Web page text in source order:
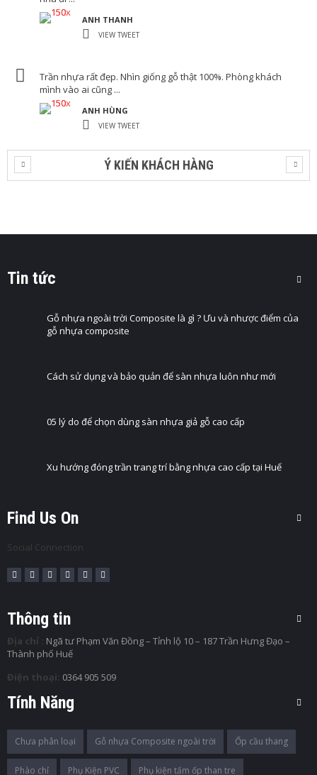
LỰA CHỌN CÁC TÙY CHỌN
ANH THANH
VIEW TWEET
Trần nhựa rất đẹp. Nhìn giống gỗ thật 100%. Phòng khách
mình vào ai cũng ...
ANH HÙNG
VIEW TWEET
Ý KIẾN KHÁCH HÀNG
Tin tức
Gỗ nhựa ngoài trời Composite là gì ? Ưu và nhược điểm của
gỗ nhựa composite
Cách sử dụng và bảo quản để sàn nhựa luôn như mới
05 lý do để chọn dùng sàn nhựa giả gỗ cao cấp
Xu hướng đóng trần trang trí bằng nhựa cao cấp tại Huế
Find Us On
Social Connection
Thông tin
Địa chỉ :
Ngã tư Phạm Văn Đồng – Tỉnh lộ 10 – 187 Trần Hưng Đạo –
Thành phố Huế
Điện thoại: 0364 905 509
Tính Năng
Chưa phân loại Gỗ nhựa Composite ngoài trời Ốp cầu thang
Phào chỉ Phụ Kiện PVC Phụ kiện tấm ốp than tre